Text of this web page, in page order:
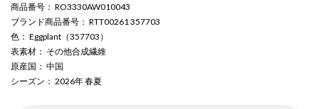
商品番号 ： RO3330AW010043
ブランド商品番号 ： RTT00261 357703
色 ： Eggplant（357703）
表素材 ： その他合成繊維
原産国 ： 中国
シーズン ： 2026年 春夏